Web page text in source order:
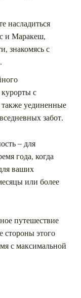
насладиться
и Маракеш,
знакомясь с
с
уединенные
забот.
– для
года, когда
ваших
или более
путешествие
стороны этого
с максимальной